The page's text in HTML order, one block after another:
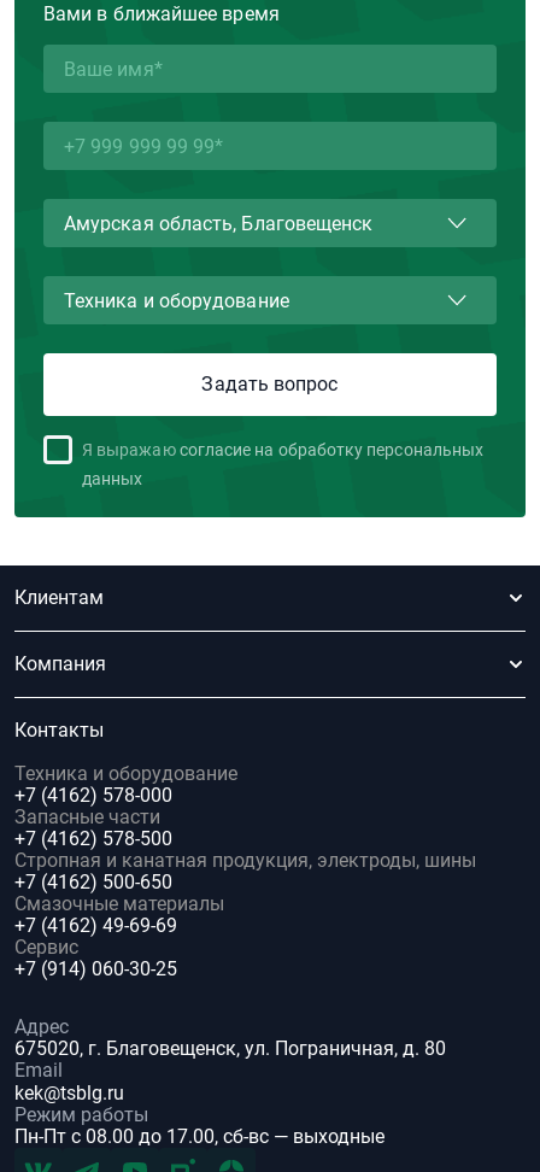
Вами в ближайшее время
Я выражаю согласие на обработку персональных
данных
Клиентам
Компания
Контакты
Техника и оборудование
+7 (4162) 578-000
Запасные части
+7 (4162) 578-500
Стропная и канатная продукция, электроды, шины
+7 (4162) 500-650
Смазочные материалы
+7 (4162) 49-69-69
Сервис
+7 (914) 060-30-25
Адрес
675020, г. Благовещенск, ул. Пограничная, д. 80
Email
kek@tsblg.ru
Режим работы
Пн-Пт с 08.00 до 17.00, сб-вс — выходные